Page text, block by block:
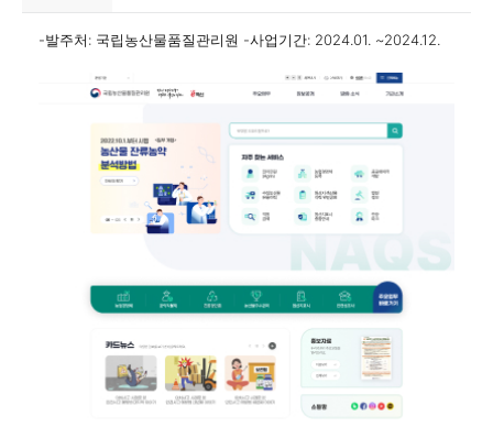
-발주처: 국립농산물품질관리원 -사업기간: 2024.01. ~2024.12.